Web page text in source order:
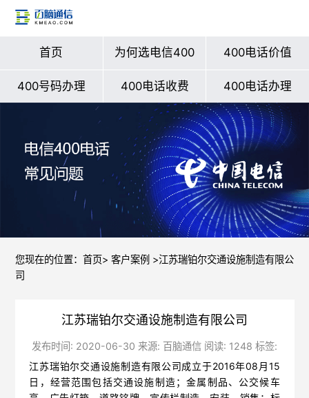
首页 为何选电信400 400电话价值
400号码办理 400电话收费 400电话办理
您现在的位置： 首页> 客户案例 >江苏瑞铂尔交通设施制造有限公
司
江苏瑞铂尔交通设施制造有限公司
发布时间: 2020-06-30 来源: 百脑通信 阅读: 1248 标签:
江苏瑞铂尔交通设施制造有限公司成立于2016年08月15
日，经营范围包括交通设施制造；金属制品、公交候车